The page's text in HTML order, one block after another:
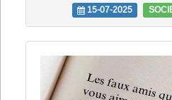
15-07-2025